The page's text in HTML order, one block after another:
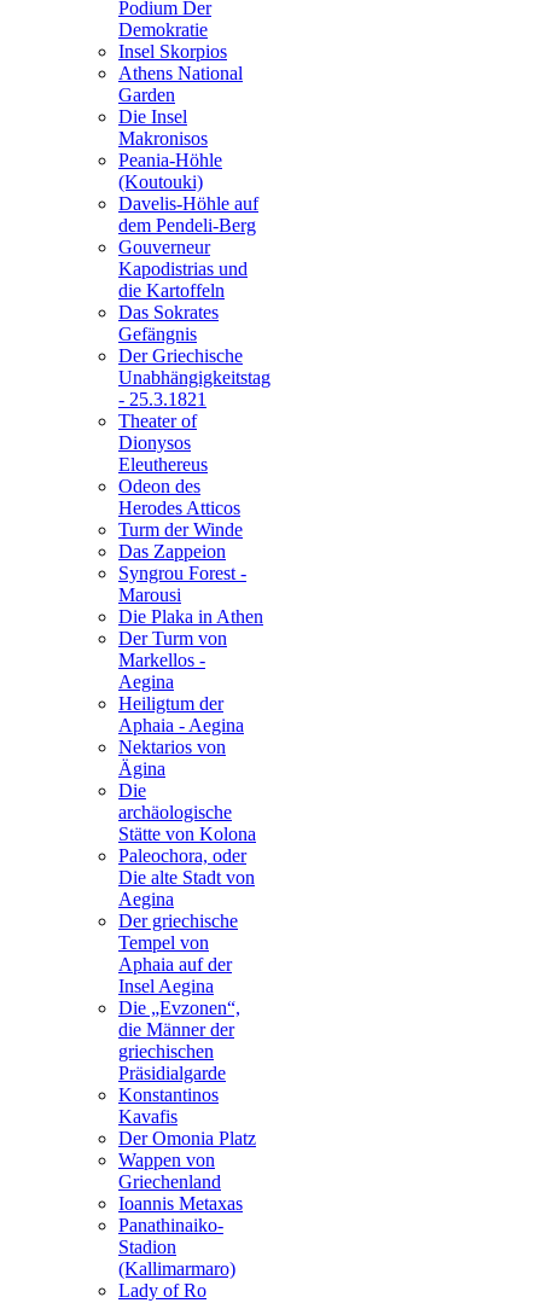
Podium Der
Demokratie
Insel Skorpios
Athens National
Garden
Die Insel
Makronisos
Peania-Höhle
(Koutouki)
Davelis-Höhle auf
dem Pendeli-Berg
Gouverneur
Kapodistrias und
die Kartoffeln
Das Sokrates
Gefängnis
Der Griechische
Unabhängigkeitstag
- 25.3.1821
Theater of
Dionysos
Eleuthereus
Odeon des
Herodes Atticos
Turm der Winde
Das Zappeion
Syngrou Forest -
Marousi
Die Plaka in Athen
Der Turm von
Markellos -
Aegina
Heiligtum der
Aphaia - Aegina
Nektarios von
Ägina
Die
archäologische
Stätte von Kolona
Paleochora, oder
Die alte Stadt von
Aegina
Der griechische
Tempel von
Aphaia auf der
Insel Aegina
Die „Evzonen“,
die Männer der
griechischen
Präsidialgarde
Konstantinos
Kavafis
Der Omonia Platz
Wappen von
Griechenland
Ioannis Metaxas
Panathinaiko-
Stadion
(Kallimarmaro)
Lady of Ro